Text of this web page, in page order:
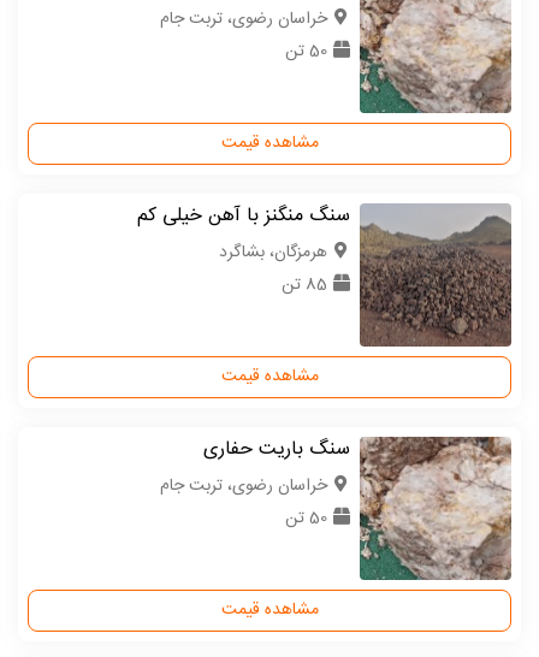
خراسان رضوی، تربت جام
50 تن
مشاهده قیمت
سنگ منگنز با آهن خیلی کم
هرمزگان، بشاگرد
85 تن
مشاهده قیمت
سنگ باریت حفاری
خراسان رضوی، تربت جام
50 تن
مشاهده قیمت